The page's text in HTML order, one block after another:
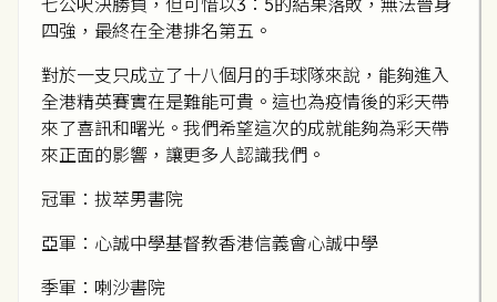
七公呎決勝負，但可惜以3：5的結果落敗，無法晉身
四強，最終在全港排名第五。
對於一支只成立了十八個月的手球隊來說，能夠進入
全港精英賽實在是難能可貴。這也為疫情後的彩天帶
來了喜訊和曙光。我們希望這次的成就能夠為彩天帶
來正面的影響，讓更多人認識我們。
冠軍：拔萃男書院
亞軍：心誠中學基督教香港信義會心誠中學
季軍：喇沙書院